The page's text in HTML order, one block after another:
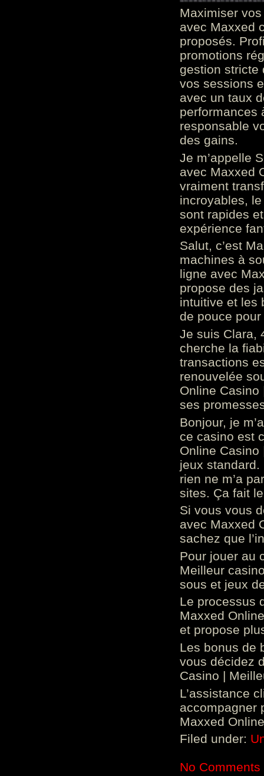
Maximiser
avec Maxxed
proposés.
promotions
gestion stricte
vos sessions
avec un taux
performances
responsable
des gains.
Je m’appelle
avec Maxxed
vraiment
incroyables,
sont rapides
expérience
Salut, c’est
machines à
ligne avec
propose des
intuitive et les
de pouce
Je suis Clara,
cherche la
transactions
renouvelée
Online
ses
Bonjour, je
ce casino est
Online
jeux standard.
rien ne m’a
sites. Ça fait
Si vous vous
avec Maxxed
sachez que
Pour jouer au
Meilleur
sous et jeux
Le processus
Maxxed
et propose
Les bonus de
vous décidez
Casino |
L’assistance
accompagner
Maxxed
Filed under:
No Comments